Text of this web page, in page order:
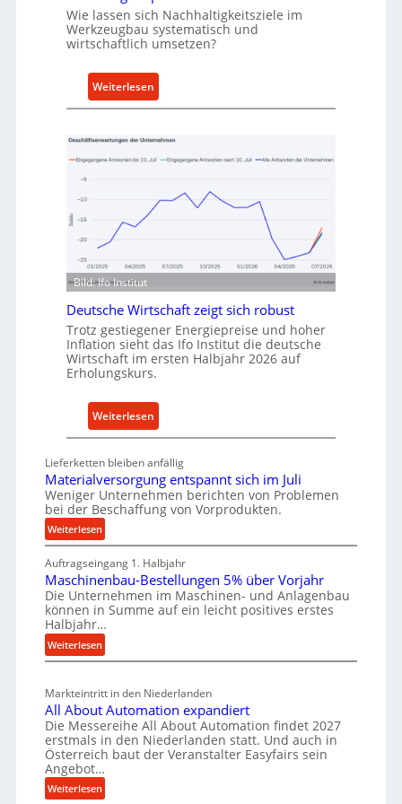
t
A
a
f
v
I
u
s
t
r
i
e
-
E
s
a
t
z
t
l
e
n
n
Wie lassen sich Nachhaltigkeitsziele im
Werkzeugbau systematisch und
wirtschaftlich umsetzen?
Weiterlesen
M
t
h
d
ü
r
n
a
c
h
a
t
i
g
e
W
r
k
z
e
a
u
r
o
Bild: Ifo Institut
Deutsche Wirtschaft zeigt sich robust
Trotz gestiegener Energiepreise und hoher
Inflation sieht das Ifo Institut die deutsche
Wirtschaft im ersten Halbjahr 2026 auf
Erholungskurs.
Weiterlesen
D
u
t
s
h
e
W
s
h
a
f
t
Lieferketten bleiben anfällig
Materialversorgung entspannt sich im Juli
Weniger Unternehmen berichten von Problemen
bei der Beschaffung von Vorprodukten.
Weiterlesen:
M
a
t
e
r
i
a
l
e
r
s
o
u
Auftragseingang 1. Halbjahr
Maschinenbau-Bestellungen 5% über Vorjahr
Die Unternehmen im Maschinen- und Anlagenbau
können in Summe auf ein leicht positives erstes
Halbjahr…
Weiterlesen:
M
s
c
h
i
n
e
n
Markteintritt in den Niederlanden
All About Automation expandiert
Die Messereihe All About Automation findet 2027
erstmals in den Niederlanden statt. Und auch in
Österreich baut der Veranstalter Easyfairs sein
Angebot…
Weiterlesen: